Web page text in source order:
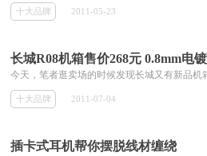
十大品牌 2011-05-23
十大品牌 2011-07-04
插卡式耳机帮你摆脱线材缠绕